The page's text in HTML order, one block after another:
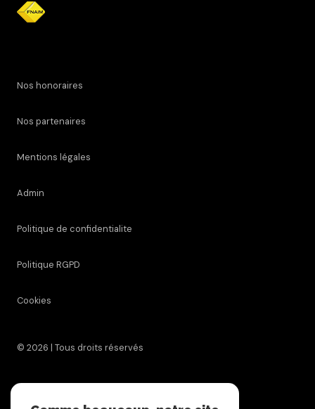
Nos honoraires
Nos partenaires
Mentions légales
Admin
Politique de confidentialite
Politique RGPD
Cookies
© 2026 | Tous droits réservés